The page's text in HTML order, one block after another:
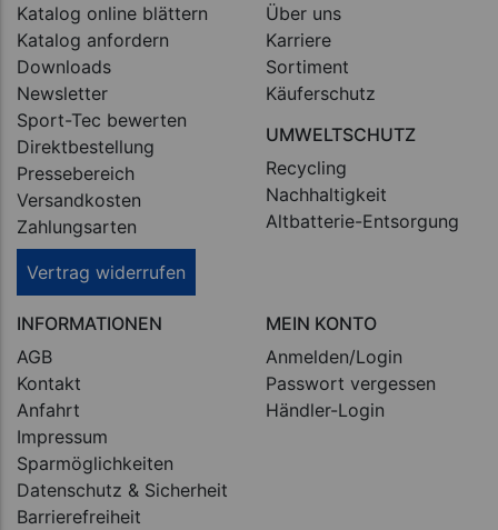
Katalog online blättern
Katalog anfordern
Downloads
Newsletter
Sport-Tec bewerten
Direktbestellung
Pressebereich
Versandkosten
Zahlungsarten
Vertrag widerrufen
Über uns
Karriere
Sortiment
Käuferschutz
UMWELTSCHUTZ
Recycling
Nachhaltigkeit
Altbatterie-Entsorgung
INFORMATIONEN
AGB
Kontakt
Anfahrt
Impressum
Sparmöglichkeiten
Datenschutz & Sicherheit
Barrierefreiheit
MEIN KONTO
Anmelden/Login
Passwort vergessen
Händler-Login